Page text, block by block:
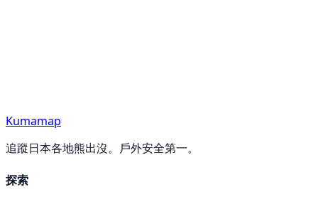
Kumamap
追蹤日本各地熊出沒。戶外安全第一。
探索